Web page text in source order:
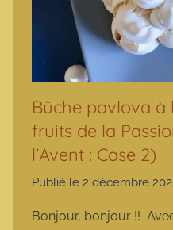
Bûche pavlova à
fruits de la
l’Avent : Case 2)
Publié le 2 décembre
Bonjour, bonjour !!